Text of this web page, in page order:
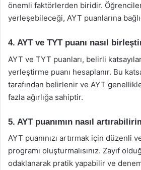
önemli faktörlerden biridir.
yerleşebileceği, AYT puanlarına
4. AYT ve TYT puanı nasıl
AYT ve TYT puanları, belirli
yerleştirme puanı hesaplanır. Bu
tarafından belirlenir ve AYT
fazla ağırlığa sahiptir.
5. AYT puanımın nasıl
AYT puanınızı artırmak için düzenli
programı oluşturmalısınız. Zayıf
odaklanarak pratik yapabilir ve